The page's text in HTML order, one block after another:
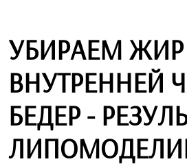
УБИРАЕМ
ВНУТРЕННЕЙ
БЕДЕР -